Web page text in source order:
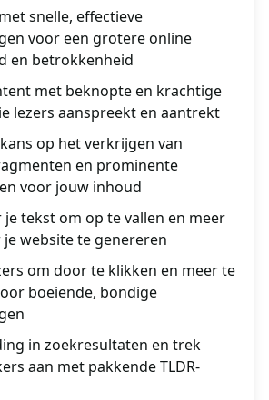
snelle, effectieve
voor een grotere online
en betrokkenheid
met beknopte en krachtige
lezers aanspreekt en aantrekt
op het verkrijgen van
en prominente
voor jouw inhoud
tekst om op te vallen en meer
website te genereren
om door te klikken en meer te
boeiende, bondige
in zoekresultaten en trek
aan met pakkende TLDR-